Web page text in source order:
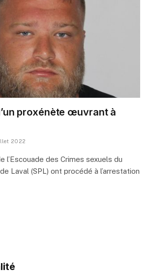
proxénète œuvrant à
2022
l’Escouade des Crimes sexuels du
Laval (SPL) ont procédé à l’arrestation